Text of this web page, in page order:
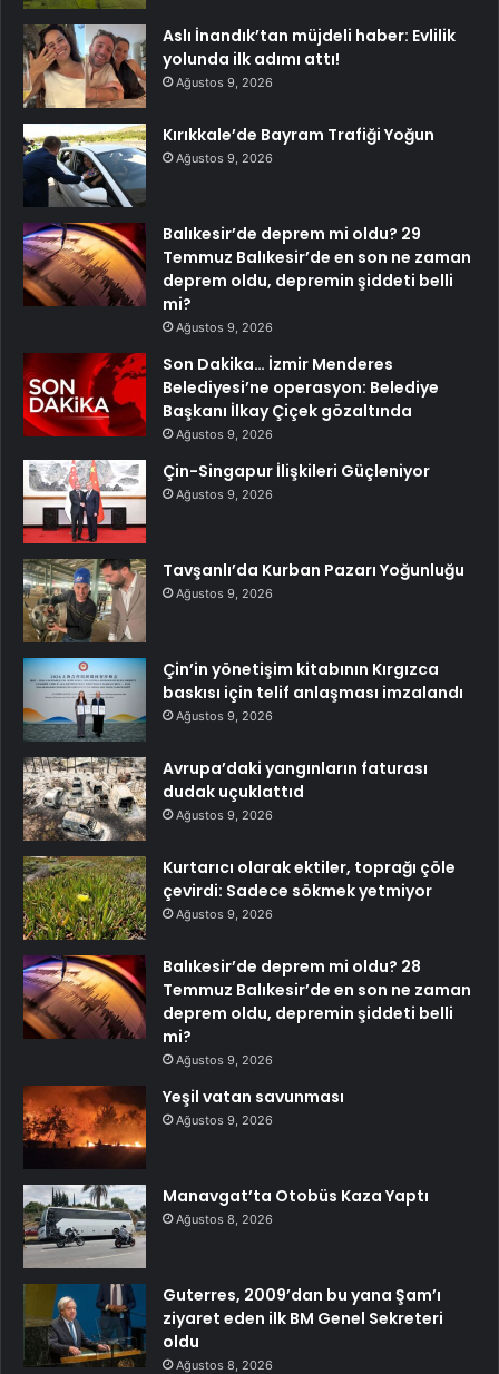
Aslı İnandık’tan müjdeli haber: Evlilik
yolunda ilk adımı attı!
Ağustos 9, 2026
Kırıkkale’de Bayram Trafiği Yoğun
Ağustos 9, 2026
Balıkesir’de deprem mi oldu? 29
Temmuz Balıkesir’de en son ne zaman
deprem oldu, depremin şiddeti belli
mi?
Ağustos 9, 2026
Son Dakika… İzmir Menderes
Belediyesi’ne operasyon: Belediye
Başkanı İlkay Çiçek gözaltında
Ağustos 9, 2026
Çin-Singapur İlişkileri Güçleniyor
Ağustos 9, 2026
Tavşanlı’da Kurban Pazarı Yoğunluğu
Ağustos 9, 2026
Çin’in yönetişim kitabının Kırgızca
baskısı için telif anlaşması imzalandı
Ağustos 9, 2026
Avrupa’daki yangınların faturası
dudak uçuklattıd
Ağustos 9, 2026
Kurtarıcı olarak ektiler, toprağı çöle
çevirdi: Sadece sökmek yetmiyor
Ağustos 9, 2026
Balıkesir’de deprem mi oldu? 28
Temmuz Balıkesir’de en son ne zaman
deprem oldu, depremin şiddeti belli
mi?
Ağustos 9, 2026
Yeşil vatan savunması
Ağustos 9, 2026
Manavgat’ta Otobüs Kaza Yaptı
Ağustos 8, 2026
Guterres, 2009’dan bu yana Şam’ı
ziyaret eden ilk BM Genel Sekreteri
oldu
Ağustos 8, 2026